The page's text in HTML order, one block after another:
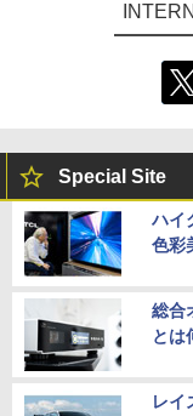
Special Site
ハイ
色彩
総合
とは
レイ